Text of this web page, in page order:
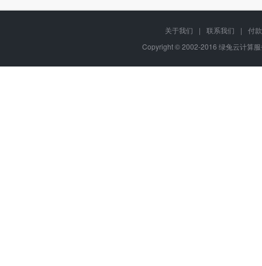
关于我们 | 联系我们 |
付
Copyright © 2002-2016 绿兔云计算